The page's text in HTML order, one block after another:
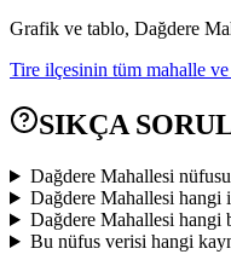
Grafik ve tablo, Dağdere
Tire ilçesinin tüm mahalle
SIKÇA
Dağdere Mahallesi
Dağdere Mahallesi hangi
Dağdere Mahallesi hangi
Bu nüfus verisi hangi